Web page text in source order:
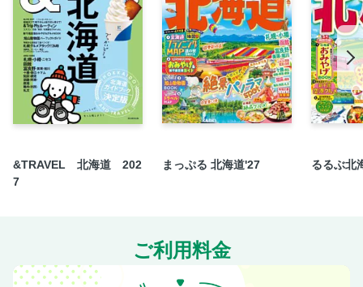
02 隠れ家的森カフェで憩う
03 フォトジェニックCAFE＆SWEETS
04 沖縄そばの実力店
05 いろいろ沖縄そば食べ比べ
06 古民家でまったりごはん
07 沖縄流ぜんざいでひんやり
09 ハンバーガーにかぶりつく！
13 島食材でヘルシーランチ
読めば快晴ハレ旅STUDY 長寿大国沖縄の食文化にせまる
&TRAVEL 北海道 202
7
まっぷる 北海道'27 るるぶ北
ご利用料金